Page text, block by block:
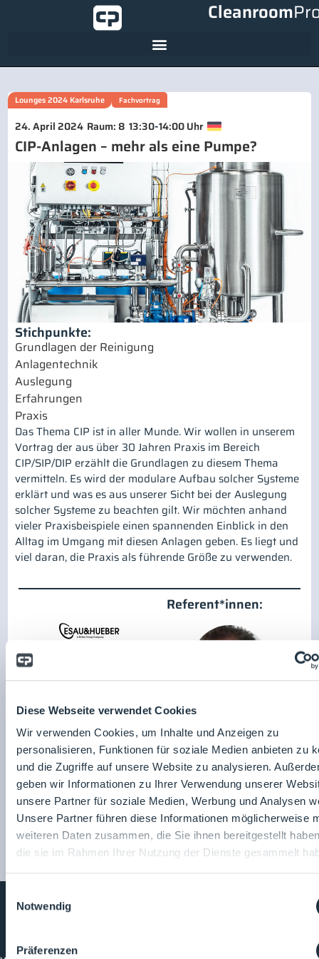
Diese Webseite verwendet Cookies
Wir verwenden Cookies, um Inhalte und Anzeigen zu
personalisieren, Funktionen für soziale Medien anbieten zu
und die Zugriffe auf unsere Website zu analysieren.
geben wir Informationen zu Ihrer Verwendung unserer
unsere Partner für soziale Medien, Werbung und Analysen
Unsere Partner führen diese Informationen möglicherweise
weiteren Daten zusammen, die Sie ihnen bereitgestellt
die sie im Rahmen Ihrer Nutzung der Dienste gesammelt
Notwendig
Präferenzen
Cleanroom
Lounges 2024 Karlsruhe Fachvortrag
24. April 2024 Raum: 8 13:30-14:00 Uhr
CIP-Anlagen – mehr als eine Pumpe?
Stichpunkte:
Grundlagen der Reinigung
Anlagentechnik
Auslegung
Erfahrungen
Praxis
Das Thema CIP ist in aller Munde. Wir wollen in unserem
Vortrag der aus über 30 Jahren Praxis im Bereich
CIP/SIP/DIP erzählt die Grundlagen zu diesem Thema
vermitteln. Es wird der modulare Aufbau solcher Systeme
erklärt und was es aus unserer Sicht bei der Auslegung
solcher Systeme zu beachten gilt. Wir möchten anhand
vieler Praxisbeispiele einen spannenden Einblick in den
Alltag im Umgang mit diesen Anlagen geben. Es liegt und
viel daran, die Praxis als führende Größe zu verwenden.
Referent*innen:
Harald Lohmeier
ESAU & HUEBER GmbH
Cleanroom